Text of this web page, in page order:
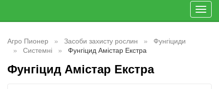
Агро Пионер Засоби захисту рослин
Фунгіциди
Системні
Фунгіцид Амістар Екстра
Фунгіцид Амістар Екстра